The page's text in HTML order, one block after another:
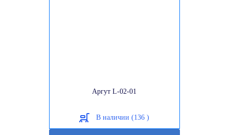
Аргут L-02-01
В наличии (136 )